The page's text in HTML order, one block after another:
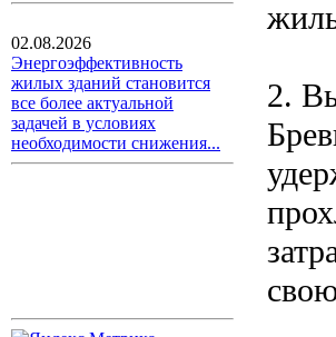
02.08.2026
Энергоэффективность
жилых зданий становится
все более актуальной
задачей в условиях
необходимости снижения...
2.